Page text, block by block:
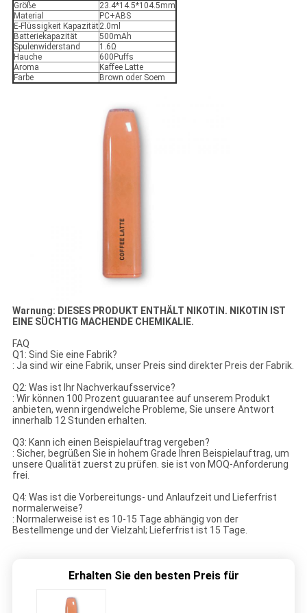
Größe
23.4*14.5*104.5mm
Material
PC+ABS
E-Flüssigkeit Kapazität2.0ml
Batteriekapazität
500mAh
Spulenwiderstand
1.6Ω
Hauche
600Puffs
Aroma
Kaffee Latte
Farbe
Brown oder Soem
Warnung: DIESES PRODUKT ENTHÄLT NIKOTIN. NIKOTIN IST
EINE SÜCHTIG MACHENDE CHEMIKALIE.
FAQ
Q1: Sind Sie eine Fabrik?
: Ja sind wir eine Fabrik, unser Preis sind direkter Preis der Fabrik.
Q2: Was ist Ihr Nachverkaufsservice?
: Wir können 100 Prozent guuarantee auf unserem Produkt
anbieten, wenn irgendwelche Probleme, Sie unsere Antwort
innerhalb 12 Stunden erhalten.
Q3: Kann ich einen Beispielauftrag vergeben?
: Sicher, begrüßen Sie in hohem Grade Ihren Beispielauftrag, um
unsere Qualität zuerst zu prüfen. sie ist von MOQ-Anforderung
frei.
Q4: Was ist die Vorbereitungs- und Anlaufzeit und Lieferfrist
normalerweise?
: Normalerweise ist es 10-15 Tage abhängig von der
Bestellmenge und der Vielzahl; Lieferfrist ist 15 Tage.
Erhalten Sie den besten Preis für